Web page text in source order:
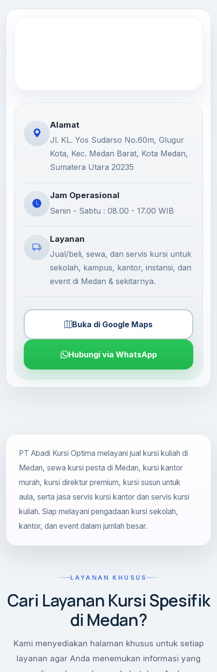
Alamat
Jl. KL. Yos Sudarso No.60m, Glugur
Kota, Kec. Medan Barat, Kota Medan,
Sumatera Utara 20235
Jam Operasional
Senin - Sabtu : 08.00 - 17.00 WIB
Layanan
Jual/beli, sewa, dan servis kursi untuk
sekolah, kampus, kantor, instansi, dan
event di Medan & sekitarnya.
Buka di Google Maps
Hubungi via WhatsApp
PT Abadi Kursi Optima melayani jual kursi kuliah di
Medan, sewa kursi pesta di Medan, kursi kantor
murah, kursi direktur premium, kursi susun untuk
aula, serta jasa servis kursi kantor dan servis kursi
kuliah. Siap melayani pengadaan kursi sekolah,
kantor, dan event dalam jumlah besar.
LAYANAN KHUSUS
Cari Layanan Kursi Spesifik
di Medan?
Kami menyediakan halaman khusus untuk setiap
layanan agar Anda menemukan informasi yang